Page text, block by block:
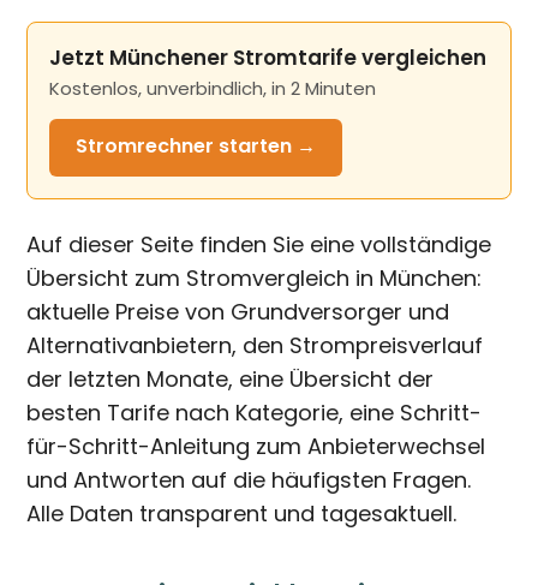
Jetzt Münchener Stromtarife vergleichen
Kostenlos, unverbindlich, in 2 Minuten
Stromrechner starten →
Auf dieser Seite finden Sie eine vollständige
Übersicht zum Stromvergleich in München:
aktuelle Preise von Grundversorger und
Alternativanbietern, den Strompreisverlauf
der letzten Monate, eine Übersicht der
besten Tarife nach Kategorie, eine Schritt-
für-Schritt-Anleitung zum Anbieterwechsel
und Antworten auf die häufigsten Fragen.
Alle Daten transparent und tagesaktuell.